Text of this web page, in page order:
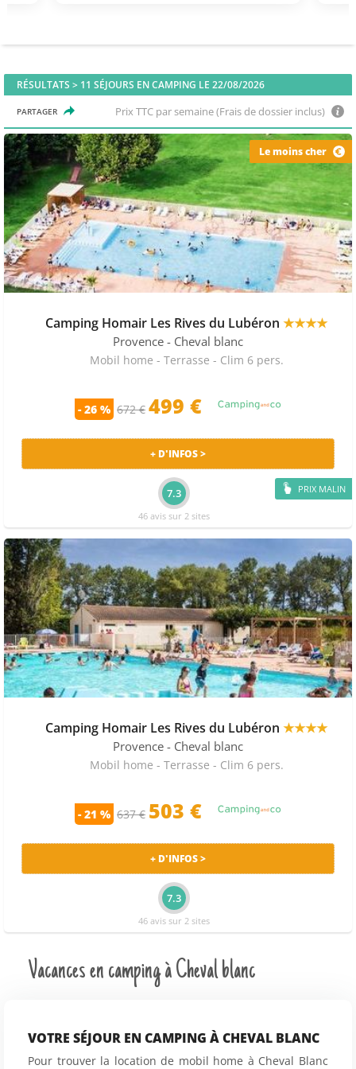
RÉSULTATS > 11 SÉJOURS EN CAMPING LE 22/08/2026
PARTAGER Prix TTC par semaine (Frais de dossier inclus)
Le moins cher
Camping Homair Les Rives du Lubéron ★★★★
Provence - Cheval blanc
Mobil home - Terrasse - Clim 6 pers.
- 26 % 672 € 499 €
PRIX MALIN
+ D'INFOS >
7.3
46 avis sur 2 sites
Camping Homair Les Rives du Lubéron ★★★★
Provence - Cheval blanc
Mobil home - Terrasse - Clim 6 pers.
- 21 % 637 € 503 €
+ D'INFOS >
7.3
46 avis sur 2 sites
Vacances en camping à Cheval blanc
VOTRE SÉJOUR EN CAMPING À CHEVAL BLANC
Pour trouver la location de mobil home à Cheval Blanc